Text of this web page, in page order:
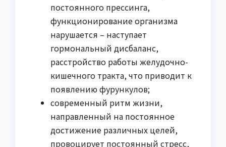
постоянного прессинга,
функционирование организма
нарушается – наступает
гормональный дисбаланс,
расстройство работы желудочно-
кишечного тракта, что приводит к
появлению фурункулов;
современный ритм жизни,
направленный на постоянное
достижение различных целей,
провоцирует постоянный стресс,